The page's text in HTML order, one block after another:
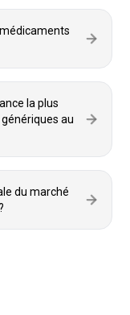
la plus
au
du marché